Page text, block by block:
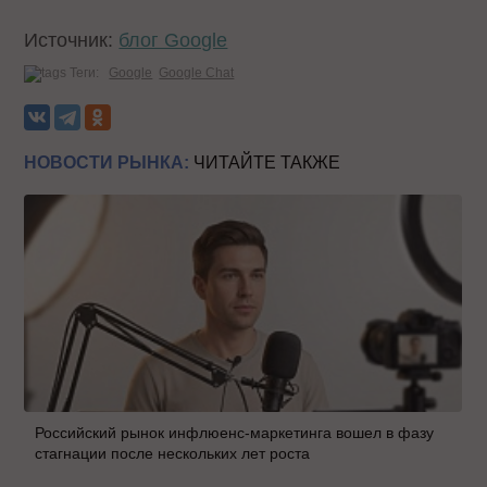
Источник: блог Google
Теги: Google Google Chat
НОВОСТИ РЫНКА: ЧИТАЙТЕ ТАКЖЕ
Российский рынок инфлюенс-маркетинга вошел в фазу
стагнации после нескольких лет роста